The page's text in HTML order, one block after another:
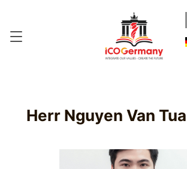
Herr Nguyen Van